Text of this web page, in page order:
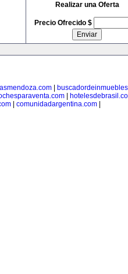
Realizar una Oferta
Precio Ofrecido $
|
| comunidadargentina.com|